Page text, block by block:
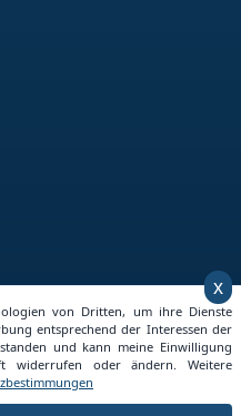
Impressum
x
von Dritten, um ihre Dienste
entsprechend der Interessen der
und kann meine Einwilligung
widerrufen oder ändern. Weitere